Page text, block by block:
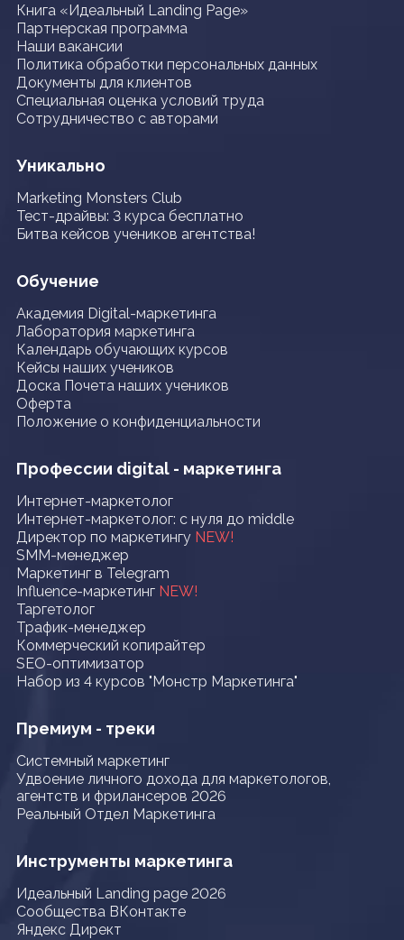
Книга «Идеальный Landing Page»
Партнерская программа
Наши вакансии
Политика обработки персональных данных
Документы для клиентов
Специальная оценка условий труда
Сотрудничество с авторами
Уникально
Marketing Monsters Club
Тест-драйвы: 3 курса бесплатно
Битва кейсов учеников агентства!
Обучение
Академия Digital-маркетинга
Лаборатория маркетинга
Календарь обучающих курсов
Кейсы наших учеников
Доска Почета наших учеников
Оферта
Положение о конфиденциальности
Профессии digital - маркетинга
Интернет-маркетолог
Интернет-маркетолог: с нуля до middle
Директор по маркетингу NEW!
SMM-менеджер
Маркетинг в Telegram
Influence-маркетинг NEW!
Таргетолог
Трафик-менеджер
Коммерческий копирайтер
SEO-оптимизатор
Набор из 4 курсов "Монстр Маркетинга"
Премиум - треки
Системный маркетинг
Удвоение личного дохода для маркетологов,
агентств и фрилансеров 2026
Реальный Отдел Маркетинга
Инструменты маркетинга
Идеальный Landing page 2026
Сообщества ВКонтакте
Яндекс Директ